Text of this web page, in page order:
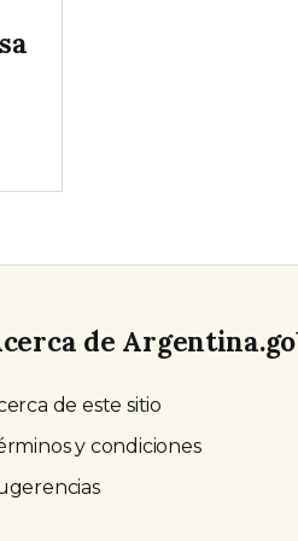
de
de este sitio
y condiciones